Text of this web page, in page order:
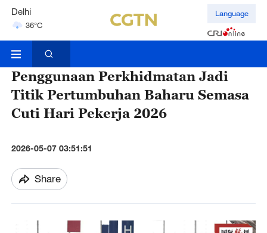
Delhi
36°C
Hyderabad
Language
Penggunaan Perkhidmatan Jadi
Titik Pertumbuhan Baharu Semasa
Cuti Hari Pekerja 2026
2026-05-07 03:51:51
Share